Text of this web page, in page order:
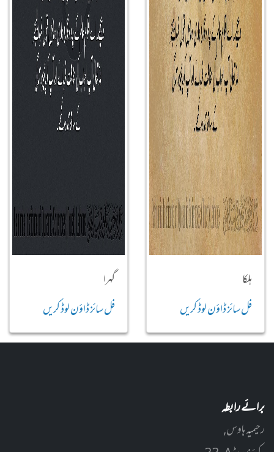
ہلکا
فل سائز ڈاؤن لوڈ کریں
گہرا
فل سائز ڈاؤن لوڈ کریں
برائے رابطہ
رحیمیہ ہاوس,